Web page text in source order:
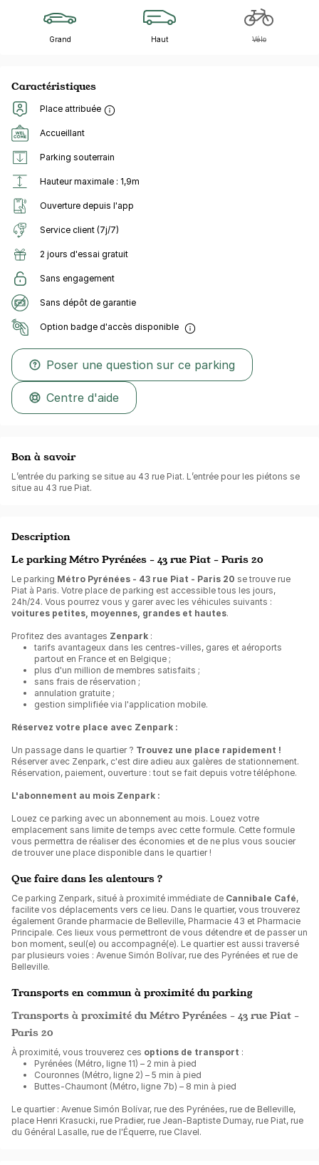
Grand Haut Vélo
Caractéristiques
Place attribuée
Accueillant
Parking souterrain
Hauteur maximale : 1,9m
Ouverture depuis l'app
Service client (7j/7)
2 jours d'essai gratuit
Sans engagement
Sans dépôt de garantie
Option badge d'accès disponible
Poser une question sur ce parking
Centre d'aide
Bon à savoir
L’entrée du parking se situe au 43 rue Piat. L’entrée pour les piétons se
situe au 43 rue Piat.
Description
Le parking Métro Pyrénées - 43 rue Piat - Paris 20
Le parking Métro Pyrénées - 43 rue Piat - Paris 20 se trouve rue
Piat à Paris. Votre place de parking est accessible tous les jours,
24h/24. Vous pourrez vous y garer avec les véhicules suivants :
voitures petites, moyennes, grandes et hautes.
Profitez des avantages Zenpark :
tarifs avantageux dans les centres-villes, gares et aéroports
partout en France et en Belgique ;
plus d'un million de membres satisfaits ;
sans frais de réservation ;
annulation gratuite ;
gestion simplifiée via l'application mobile.
Réservez votre place avec Zenpark :
Un passage dans le quartier ? Trouvez une place rapidement !
Réserver avec Zenpark, c'est dire adieu aux galères de stationnement.
Réservation, paiement, ouverture : tout se fait depuis votre téléphone.
L'abonnement au mois Zenpark :
Louez ce parking avec un abonnement au mois. Louez votre
emplacement sans limite de temps avec cette formule. Cette formule
vous permettra de réaliser des économies et de ne plus vous soucier
de trouver une place disponible dans le quartier !
Que faire dans les alentours ?
Ce parking Zenpark, situé à proximité immédiate de Cannibale Café,
facilite vos déplacements vers ce lieu. Dans le quartier, vous trouverez
également Grande pharmacie de Belleville, Pharmacie 43 et Pharmacie
Principale. Ces lieux vous permettront de vous détendre et de passer un
bon moment, seul(e) ou accompagné(e). Le quartier est aussi traversé
par plusieurs voies : Avenue Simón Bolívar, rue des Pyrénées et rue de
Belleville.
Transports en commun à proximité du parking
Transports à proximité du Métro Pyrénées - 43 rue Piat -
Paris 20
À proximité, vous trouverez ces options de transport :
Pyrénées (Métro, ligne 11) – 2 min à pied
Couronnes (Métro, ligne 2) – 5 min à pied
Buttes-Chaumont (Métro, ligne 7b) – 8 min à pied
Le quartier : Avenue Simón Bolívar, rue des Pyrénées, rue de Belleville,
place Henri Krasucki, rue Pradier, rue Jean-Baptiste Dumay, rue Piat, rue
du Général Lasalle, rue de l'Équerre, rue Clavel.